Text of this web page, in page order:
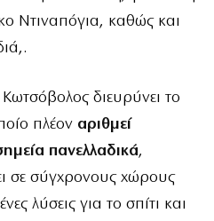
Ντιναπόγια, καθώς και
διευρύνει το
πλέον αριθμεί
πανελλαδικά,
σε σύγχρονους χώρους
λύσεις για το σπίτι και